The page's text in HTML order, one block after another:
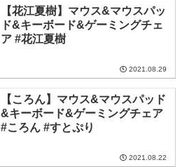
【花江夏樹】マウス&マウスパッ
ド&キーボード&ゲーミングチェ
ア #花江夏樹
2021.08.29
【ころん】マウス&マウスパッド
&キーボード&ゲーミングチェア
#ころん #すとぷり
2021.08.22